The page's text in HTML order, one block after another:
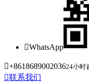
WhatsApp
+861868900203624小时
联系我们